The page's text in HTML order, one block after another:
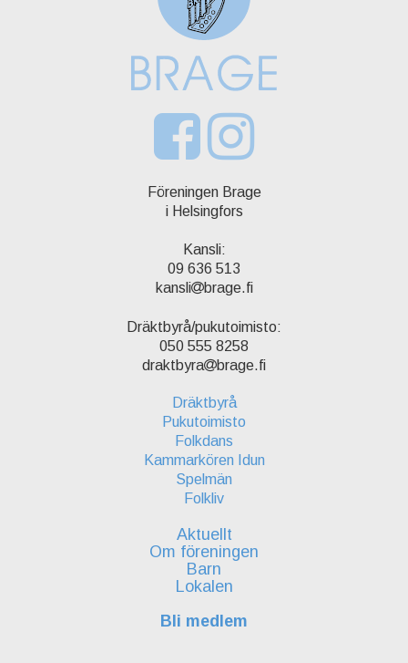
Föreningen Brage
i Helsingfors
Kansli:
09 636 513
kansli
brage.fi
Dräktbyrå/pukutoimisto:
050 555 8258
draktbyra
brage.fi
Dräktbyrå
Pukutoimisto
Folkdans
Kammarkören Idun
Spelmän
Folkliv
Aktuellt
Om föreningen
Barn
Lokalen
Bli medlem